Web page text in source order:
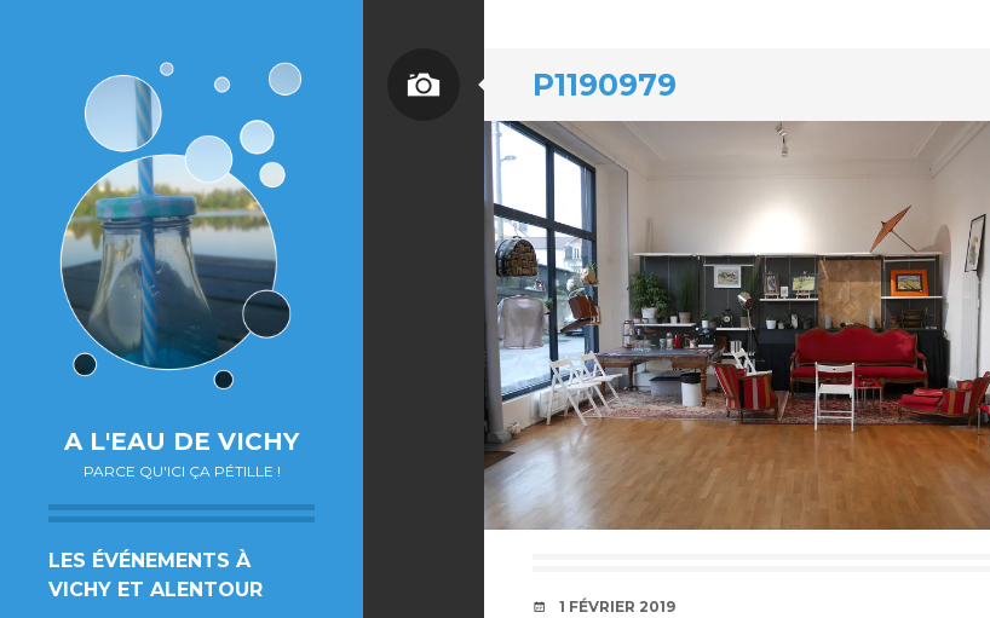
A L'EAU DE VICHY
PARCE QU'ICI ÇA PÉTILLE !
LES ÉVÉNEMENTS À
VICHY ET ALENTOUR
P1190979
DATE
1 FÉVRIER 2019